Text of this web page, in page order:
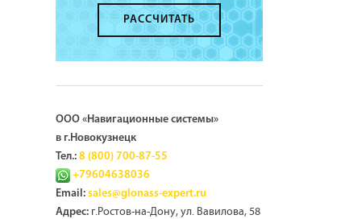
РАССЧИТАТЬ
ООО «Навигационные системы»
в г.Новокузнецк
Тел.: 8 (800) 700-87-55
+79604638036
Email: sales@glonass-expert.ru
Адрес:г.Ростов-на-Дону, ул. Вавилова, 58